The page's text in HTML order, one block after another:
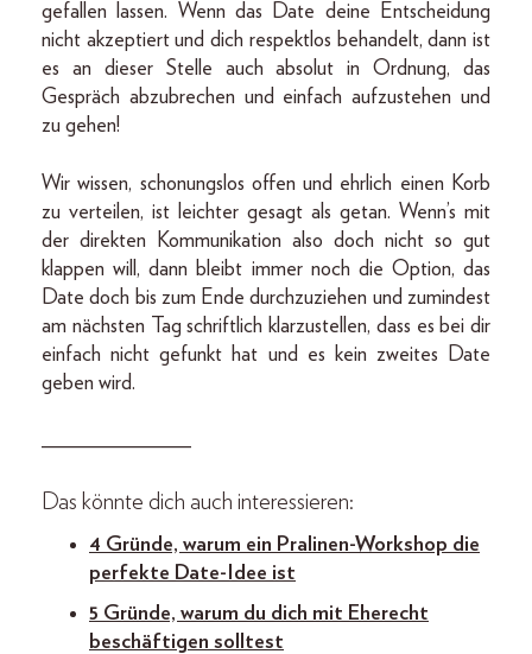
gefallen lassen. Wenn das Date deine Entscheidung
nicht akzeptiert und dich respektlos behandelt, dann ist
es an dieser Stelle auch absolut in Ordnung, das
Gespräch abzubrechen und einfach aufzustehen und
zu gehen!
Wir wissen, schonungslos offen und ehrlich einen Korb
zu verteilen, ist leichter gesagt als getan. Wenn’s mit
der direkten Kommunikation also doch nicht so gut
klappen will, dann bleibt immer noch die Option, das
Date doch bis zum Ende durchzuziehen und zumindest
am nächsten Tag schriftlich klarzustellen, dass es bei dir
einfach nicht gefunkt hat und es kein zweites Date
geben wird.
______________
Das könnte dich auch interessieren:
4 Gründe, warum ein Pralinen-Workshop die
perfekte Date-Idee ist
5 Gründe, warum du dich mit Eherecht
beschäftigen solltest